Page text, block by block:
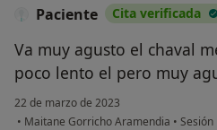
Paciente Cita verificada
Va muy agusto el chaval
poco lento el pero muy
22 de marzo de 2023
• Maitane Gorricho Aramendia •